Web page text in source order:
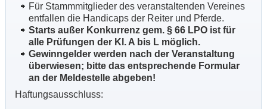
Für Stammmitglieder des veranstaltenden Vereines
entfallen die Handicaps der Reiter und Pferde.
Starts außer Konkurrenz gem. § 66 LPO ist für
alle Prüfungen der Kl. A bis L möglich.
Gewinngelder werden nach der Veranstaltung
überwiesen; bitte das entsprechende Formular
an der Meldestelle abgeben!
Haftungsausschluss: